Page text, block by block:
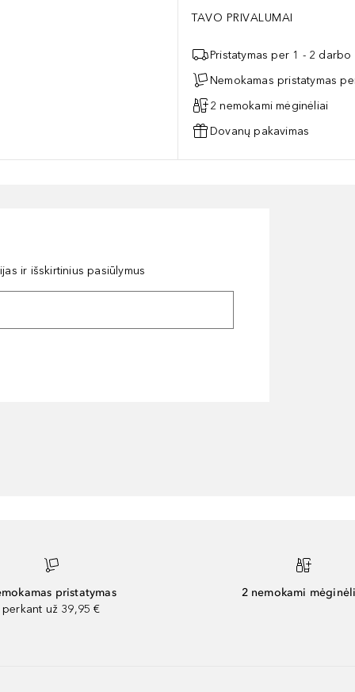
TAVO PRIVALUMAI
Pristatymas per 1 - 2 darbo
Nemokamas pristatymas
2 nemokami mėginėliai
Dovanų pakavimas
ir išskirtinius pasiūlymus
pristatymas
perkant už 39,95 €
2 nemokami